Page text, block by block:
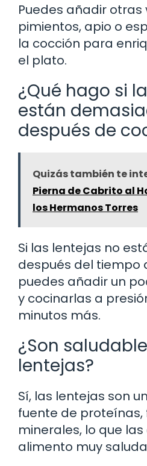
Puedes añadir
pimientos, apio o
la cocción para
el plato.
¿Qué hago si
están
después de
Quizás también te
Pierna de Cabrito al
los Hermanos Torres
Si las lentejas no
después del tiempo
puedes añadir un
y cocinarlas a
minutos más.
¿Son
lentejas?
Sí, las lentejas son
fuente de proteínas,
minerales, lo que
alimento muy